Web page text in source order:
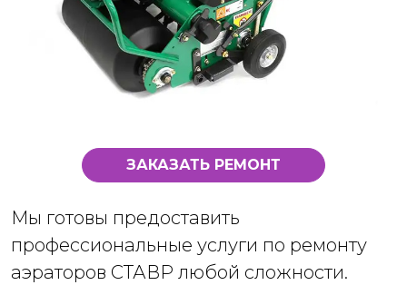
ЗАКАЗАТЬ РЕМОНТ
Мы готовы предоставить
профессиональные услуги по ремонту
аэраторов СТАВР любой сложности.